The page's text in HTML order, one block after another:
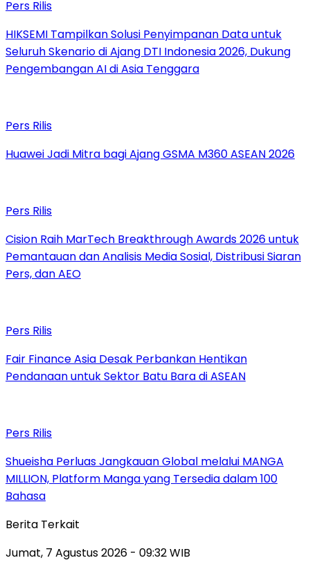
Pers Rilis
HIKSEMI Tampilkan Solusi Penyimpanan Data untuk
Seluruh Skenario di Ajang DTI Indonesia 2026, Dukung
Pengembangan AI di Asia Tenggara
Pers Rilis
Huawei Jadi Mitra bagi Ajang GSMA M360 ASEAN 2026
Pers Rilis
Cision Raih MarTech Breakthrough Awards 2026 untuk
Pemantauan dan Analisis Media Sosial, Distribusi Siaran
Pers, dan AEO
Pers Rilis
Fair Finance Asia Desak Perbankan Hentikan
Pendanaan untuk Sektor Batu Bara di ASEAN
Pers Rilis
Shueisha Perluas Jangkauan Global melalui MANGA
MILLION, Platform Manga yang Tersedia dalam 100
Bahasa
Berita Terkait
Jumat, 7 Agustus 2026 - 09:32 WIB